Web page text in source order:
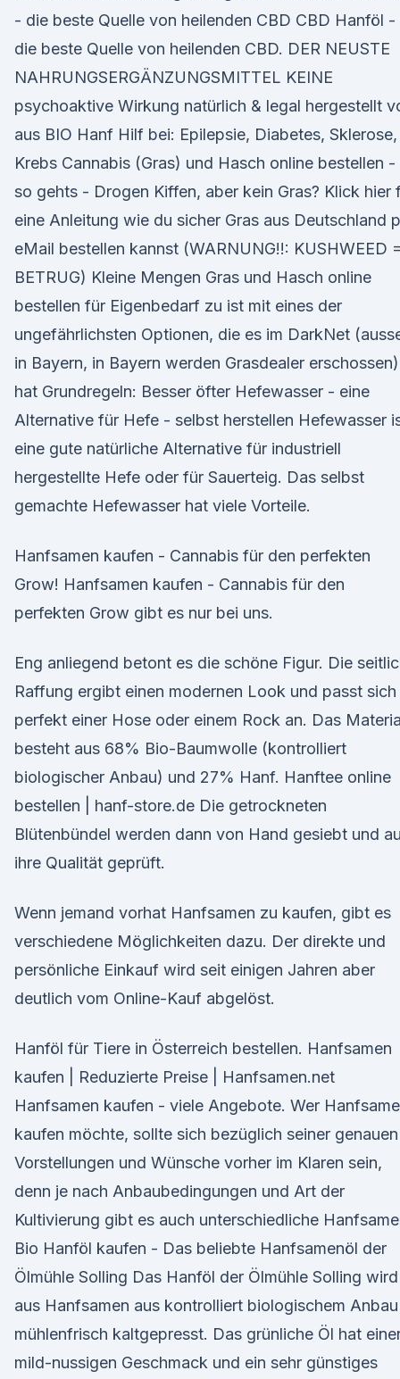
- die beste Quelle von heilenden CBD CBD Hanföl -
die beste Quelle von heilenden CBD. DER NEUSTE
NAHRUNGSERGÄNZUNGSMITTEL KEINE
psychoaktive Wirkung natürlich & legal hergestellt
aus BIO Hanf Hilf bei: Epilepsie, Diabetes, Sklerose,
Krebs Cannabis (Gras) und Hasch online bestellen -
so gehts - Drogen Kiffen, aber kein Gras? Klick hier
eine Anleitung wie du sicher Gras aus Deutschland
eMail bestellen kannst (WARNUNG!!: KUSHWEED =
BETRUG) Kleine Mengen Gras und Hasch online
bestellen für Eigenbedarf zu ist mit eines der
ungefährlichsten Optionen, die es im DarkNet
in Bayern, in Bayern werden Grasdealer erschossen)
hat Grundregeln: Besser öfter Hefewasser - eine
Alternative für Hefe - selbst herstellen Hefewasser
eine gute natürliche Alternative für industriell
hergestellte Hefe oder für Sauerteig. Das selbst
gemachte Hefewasser hat viele Vorteile.
Hanfsamen kaufen - Cannabis für den perfekten
Grow! Hanfsamen kaufen - Cannabis für den
perfekten Grow gibt es nur bei uns.
Eng anliegend betont es die schöne Figur. Die
Raffung ergibt einen modernen Look und passt sich
perfekt einer Hose oder einem Rock an. Das
besteht aus 68% Bio-Baumwolle (kontrolliert
biologischer Anbau) und 27% Hanf. Hanftee online
bestellen | hanf-store.de Die getrockneten
Blütenbündel werden dann von Hand gesiebt und
ihre Qualität geprüft.
Wenn jemand vorhat Hanfsamen zu kaufen, gibt es
verschiedene Möglichkeiten dazu. Der direkte und
persönliche Einkauf wird seit einigen Jahren aber
deutlich vom Online-Kauf abgelöst.
Hanföl für Tiere in Österreich bestellen. Hanfsamen
kaufen | Reduzierte Preise | Hanfsamen.net
Hanfsamen kaufen - viele Angebote. Wer
kaufen möchte, sollte sich bezüglich seiner genauen
Vorstellungen und Wünsche vorher im Klaren sein,
denn je nach Anbaubedingungen und Art der
Kultivierung gibt es auch unterschiedliche
Bio Hanföl kaufen - Das beliebte Hanfsamenöl der
Ölmühle Solling Das Hanföl der Ölmühle Solling wird
aus Hanfsamen aus kontrolliert biologischem Anbau
mühlenfrisch kaltgepresst. Das grünliche Öl hat
mild-nussigen Geschmack und ein sehr günstiges